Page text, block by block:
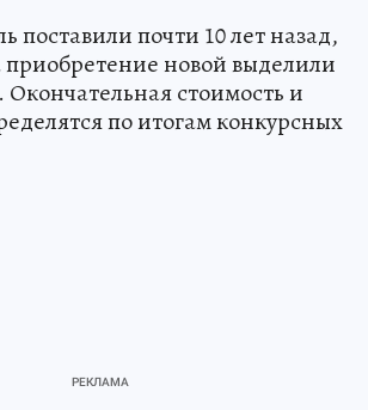
почти 10 лет назад,
приобретение новой выделили
Окончательная стоимость и
по итогам конкурсных